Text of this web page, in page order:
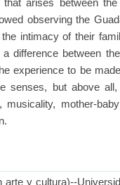
arises between
observing the
intimacy of their
difference between
experience to be
senses, but above
mother-
arte y cultura)--